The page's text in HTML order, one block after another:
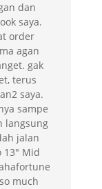
dan
saya.
order
agan
gak
terus
saya.
sampe
langsung
jalan
13″ Mid
much